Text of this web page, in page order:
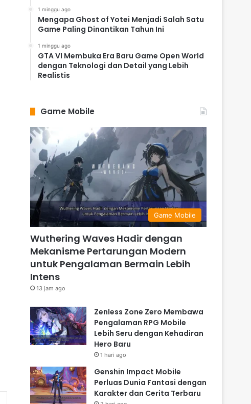
1 minggu ago
Mengapa Ghost of Yotei Menjadi Salah Satu
Game Paling Dinantikan Tahun Ini
1 minggu ago
GTA VI Membuka Era Baru Game Open World
dengan Teknologi dan Detail yang Lebih
Realistis
Game Mobile
Game Mobile
Wuthering Waves Hadir dengan
Mekanisme Pertarungan Modern
untuk Pengalaman Bermain Lebih
Intens
13 jam ago
Zenless Zone Zero Membawa
Pengalaman RPG Mobile
Lebih Seru dengan Kehadiran
Hero Baru
1 hari ago
Genshin Impact Mobile
Perluas Dunia Fantasi dengan
Karakter dan Cerita Terbaru